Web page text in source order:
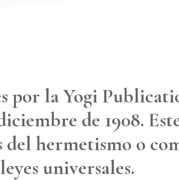
por la Yogi
de 1908.
hermetismo o
universales.